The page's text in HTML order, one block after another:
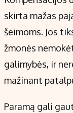
skirta mažas
šeimoms. Jos
žmonės
galimybės, ir
mažinant
Paramą gali